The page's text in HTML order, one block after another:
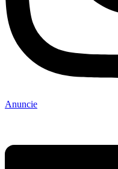
Anuncie